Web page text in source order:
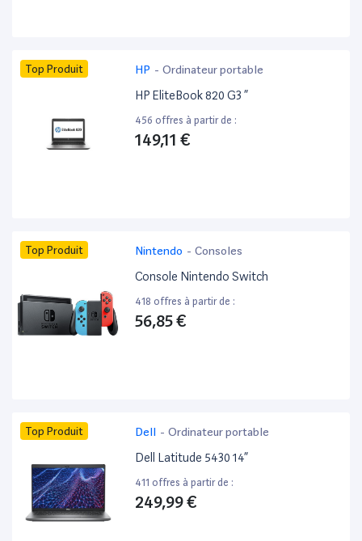
Top Produit HP - Ordinateur portable
HP EliteBook 820 G3 ”
456 offres à partir de :
149,11 €
Top Produit Nintendo - Consoles
Console Nintendo Switch
418 offres à partir de :
56,85 €
Top Produit Dell - Ordinateur portable
Dell Latitude 5430 14”
411 offres à partir de :
249,99 €